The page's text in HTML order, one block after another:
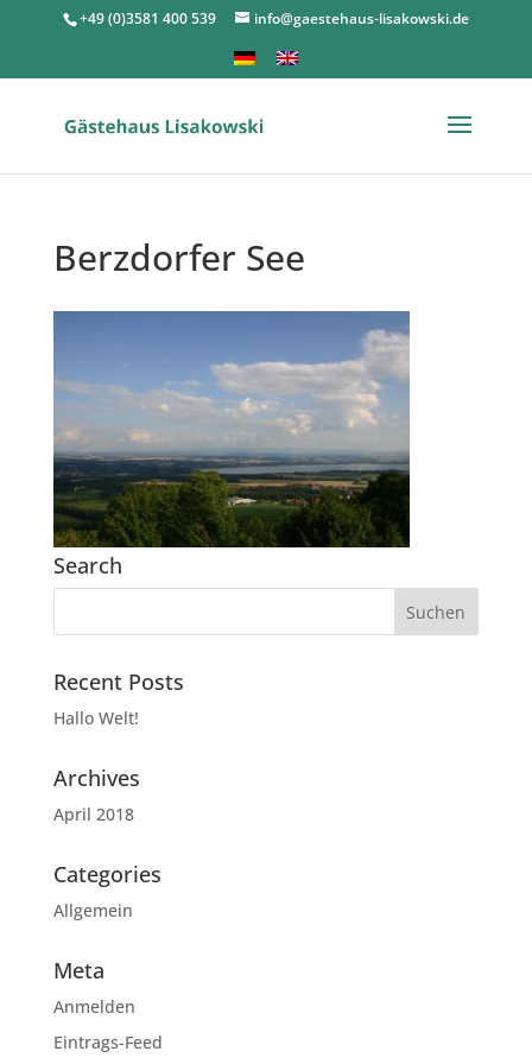
+49 (0)3581 400 539 info@gaestehaus-lisakowski.de
Berzdorfer See
Search
Recent Posts
Hallo Welt!
Archives
April 2018
Categories
Allgemein
Meta
Anmelden
Eintrags-Feed